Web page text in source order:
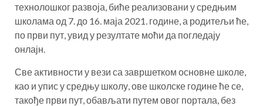
технолошког развоја, биће реализовани у средњим
школама од 7. до 16. маја 2021. године, а родитељи ће,
по први пут, увид у резултате моћи да погледају
онлајн.
Све активности у вези са завршетком основне школе,
као и упис у средњу школу, ове школске године ће се,
такође први пут, обављати путем овог портала, без